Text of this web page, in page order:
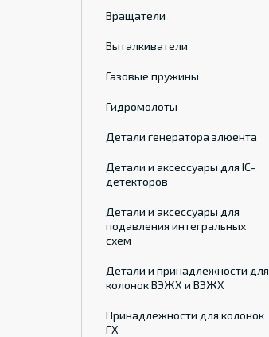
Вращатели
Выталкиватели
Газовые пружины
Гидромолоты
Детали генератора элюента
Детали и аксессуары для IC-
детекторов
Детали и аксессуары для
подавления интегральных
схем
Детали и принадлежности для
колонок ВЭЖХ и ВЭЖХ
Принадлежности для колонок
ГХ